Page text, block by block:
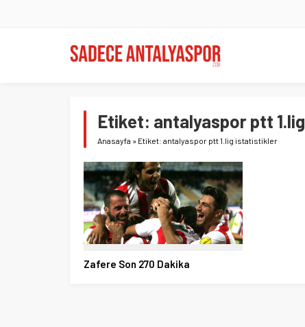
Etiket: antalyaspor ptt
Anasayfa » Etiket: antalyaspor ptt 1.lig istatistikler
Zafere Son 270 Dakika